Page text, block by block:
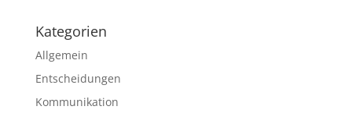
Kategorien
Allgemein
Entscheidungen
Kommunikation